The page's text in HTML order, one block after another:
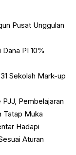
Pusat Unggulan
PI 10%
Sekolah Mark-up
Pembelajaran
Tatap Muka
Hadapi
Aturan